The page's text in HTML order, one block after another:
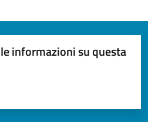
informazioni su questa
su 5
su 5